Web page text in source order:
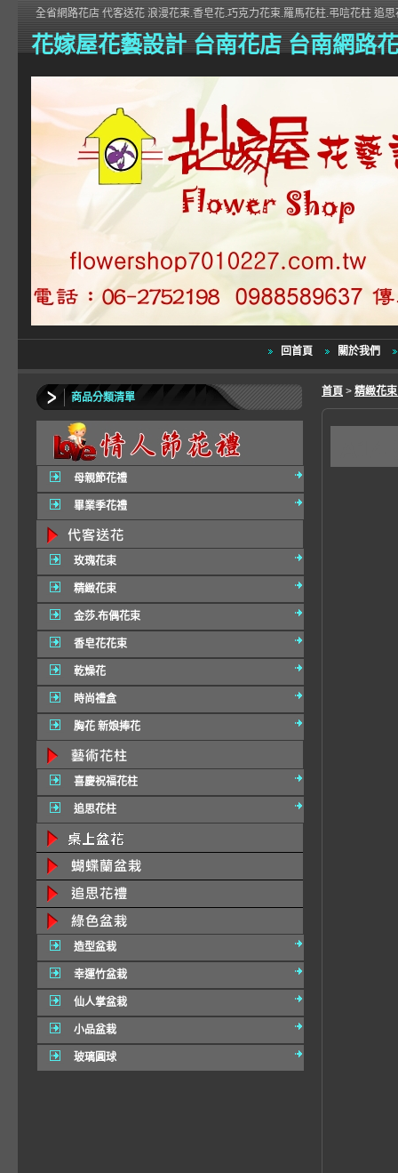
花嫁屋花藝設計 台南花店 台南網路
全省網路花店 代客送花 浪漫花束.香皂花.巧克力花束.羅馬花柱.弔唁花柱 追
回首頁 關於我們
商品分類清單
母親節花禮
畢業季花禮
玫瑰花束
精緻花束
金莎.布偶花束
香皂花花束
乾燥花
時尚禮盒
胸花 新娘捧花
喜慶祝福花柱
追思花柱
造型盆栽
幸運竹盆栽
仙人掌盆栽
小品盆栽
玻璃圓球
首頁 > 精緻花